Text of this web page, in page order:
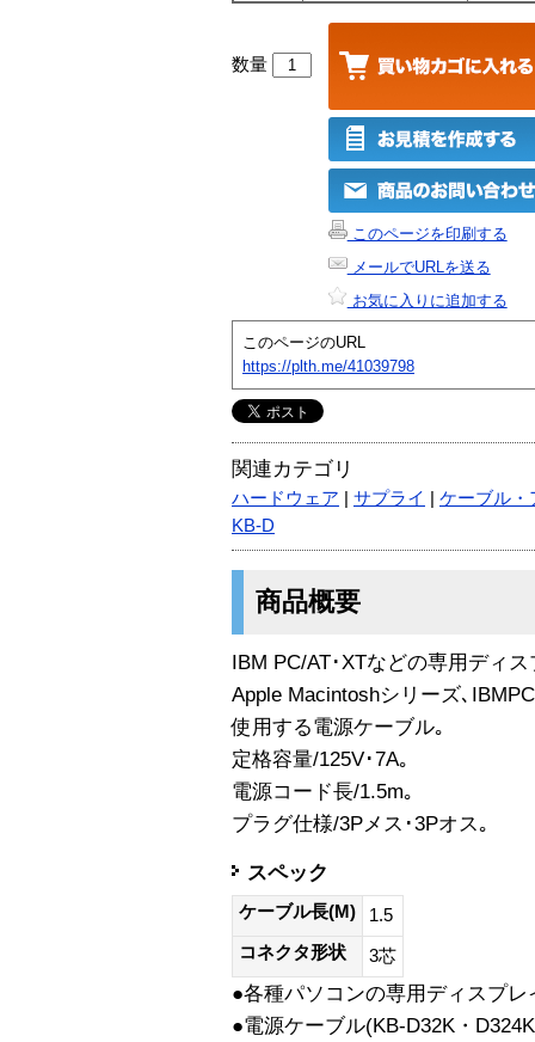
数量
このページを印刷する
メールでURLを送る
お気に入りに追加する
このページのURL
https://plth.me/41039798
関連カテゴリ
ハードウェア サプライ
ケーブル・
KB-D
商品概要
IBM PC/AT･XTなどの専用ディ
Apple Macintoshシリーズ､
使用する電源ケーブル｡
定格容量/125V･7A｡
電源コード長/1.5m｡
プラグ仕様/3Pメス･3Pオス｡
スペック
ケーブル長(M)
1.5
コネクタ形状
3芯
●各種パソコンの専用ディスプ
●電源ケーブル(KB-D32K・